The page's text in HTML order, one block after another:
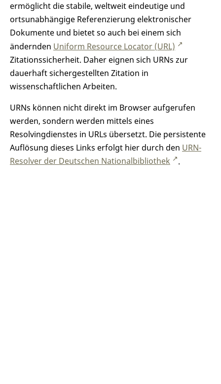
ermöglicht die stabile, weltweit eindeutige und
ortsunabhängige Referenzierung elektronischer
Dokumente und bietet so auch bei einem sich
ändernden Uniform Resource Locator (URL)
Zitationssicherheit. Daher eignen sich URNs zur
dauerhaft sichergestellten Zitation in
wissenschaftlichen Arbeiten.
URNs können nicht direkt im Browser aufgerufen
werden, sondern werden mittels eines
Resolvingdienstes in URLs übersetzt. Die persistente
Auflösung dieses Links erfolgt hier durch den URN-
Resolver der Deutschen Nationalbibliothek
.